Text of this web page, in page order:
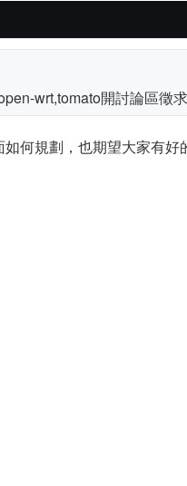
wrt,tomato開討論區徵
何規劃，也期望大家有